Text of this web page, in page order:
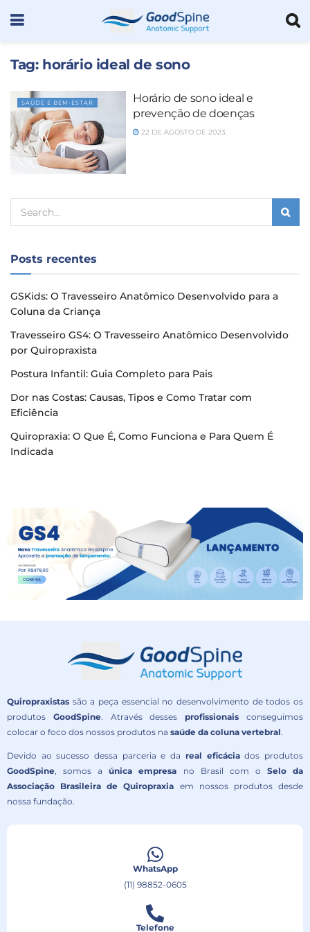
Tag: horário ideal de sono
SAÚDE E BEM-ESTAR
Horário de sono ideal e
prevenção de doenças
22 DE AGOSTO DE 2023
Posts recentes
GSKids: O Travesseiro Anatômico Desenvolvido para a
Coluna da Criança
Travesseiro GS4: O Travesseiro Anatômico Desenvolvido
por Quiropraxista
Postura Infantil: Guia Completo para Pais
Dor nas Costas: Causas, Tipos e Como Tratar com
Eficiência
Quiropraxia: O Que É, Como Funciona e Para Quem É
Indicada
Quiropraxistas são a peça essencial no desenvolvimento de todos os
produtos GoodSpine. Através dessesprofissionais conseguimos
colocar o foco dos nossos produtos na saúde da coluna vertebral.
Devido ao sucesso dessa parceria e da real eficáciados produtos
GoodSpine, somos aúnica empresa no Brasil com o Selo da
Associação Brasileira de Quiropraxia em nossos produtos desde
nossa fundação.
WhatsApp
(11) 98852-0605
Telefone